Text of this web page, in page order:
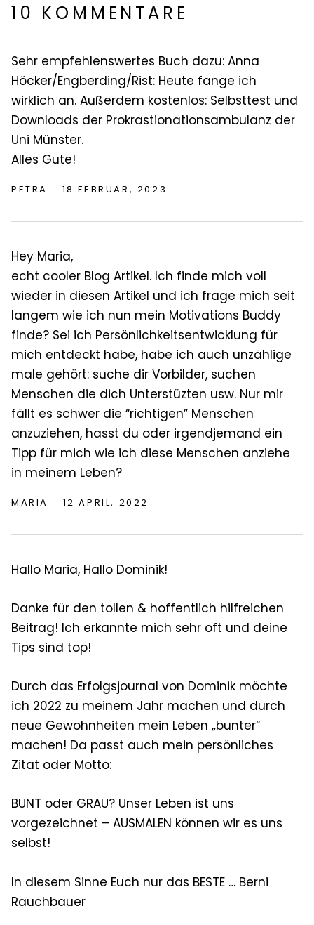
10 KOMMENTARE
Sehr empfehlenswertes Buch dazu: Anna
Höcker/Engberding/Rist: Heute fange ich
wirklich an. Außerdem kostenlos: Selbsttest und
Downloads der Prokrastionationsambulanz der
Uni Münster.
Alles Gute!
PETRA 18 FEBRUAR, 2023
Hey Maria,
echt cooler Blog Artikel. Ich finde mich voll
wieder in diesen Artikel und ich frage mich seit
langem wie ich nun mein Motivations Buddy
finde? Sei ich Persönlichkeitsentwicklung für
mich entdeckt habe, habe ich auch unzählige
male gehört: suche dir Vorbilder, suchen
Menschen die dich Unterstüzten usw. Nur mir
fällt es schwer die “richtigen” Menschen
anzuziehen, hasst du oder irgendjemand ein
Tipp für mich wie ich diese Menschen anziehe
in meinem Leben?
MARIA 12 APRIL, 2022
Hallo Maria, Hallo Dominik!
Danke für den tollen & hoffentlich hilfreichen
Beitrag! Ich erkannte mich sehr oft und deine
Tips sind top!
Durch das Erfolgsjournal von Dominik möchte
ich 2022 zu meinem Jahr machen und durch
neue Gewohnheiten mein Leben „bunter“
machen! Da passt auch mein persönliches
Zitat oder Motto:
BUNT oder GRAU? Unser Leben ist uns
vorgezeichnet – AUSMALEN können wir es uns
selbst!
In diesem Sinne Euch nur das BESTE … Berni
Rauchbauer